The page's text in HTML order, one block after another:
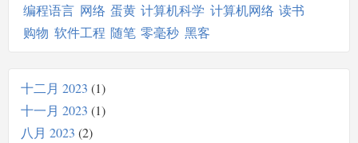
编程语言 网络 蛋黄 计算机科学 计算机网络 读书
购物 软件工程 随笔 零毫秒 黑客
十二月 2023 1
十一月 2023 1
八月 2023 2